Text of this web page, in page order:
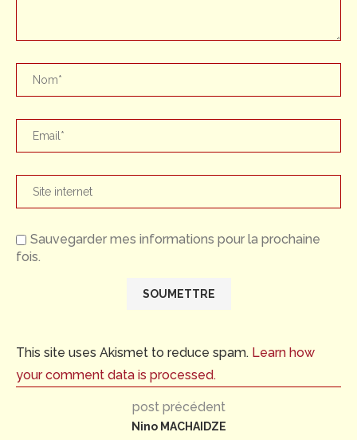
Sauvegarder mes informations pour la prochaine
fois.
This site uses Akismet to reduce spam. Learn how
your comment data is processed.
post précédent
Nino MACHAIDZE